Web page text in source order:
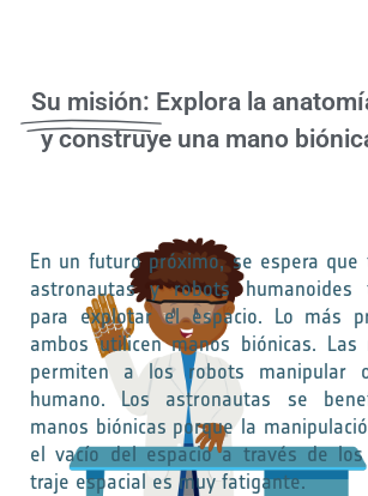
Su misión: Explora la
y construye una mano
En un futuro próximo, se espera que
astronautas y robots humanoides
para explotar el espacio. Lo más
ambos utilicen manos biónicas. Las
permiten a los robots manipular
humano. Los astronautas se
manos biónicas porque la
el vacío del espacio a través de
traje espacial es muy fatigante.